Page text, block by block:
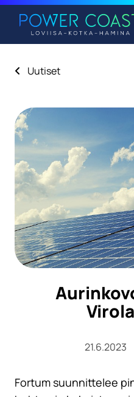
Siirry sisältöön
Uutiset
21.6.2023
Fortum suunnittelee